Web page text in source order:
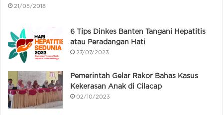
21/05/2018
6 Tips Dinkes Banten Tangani Hepatitis
atau Peradangan Hati
27/07/2023
Pemerintah Gelar Rakor Bahas Kasus
Kekerasan Anak di Cilacap
02/10/2023